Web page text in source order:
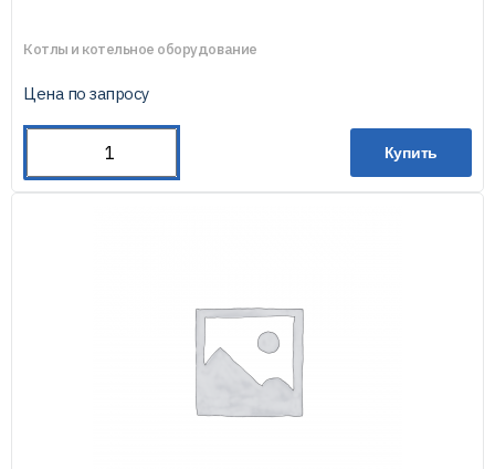
Котлы и котельное оборудование
Цена по запросу
Купить